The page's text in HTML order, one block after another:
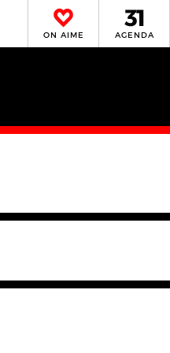
ON AIME AGENDA